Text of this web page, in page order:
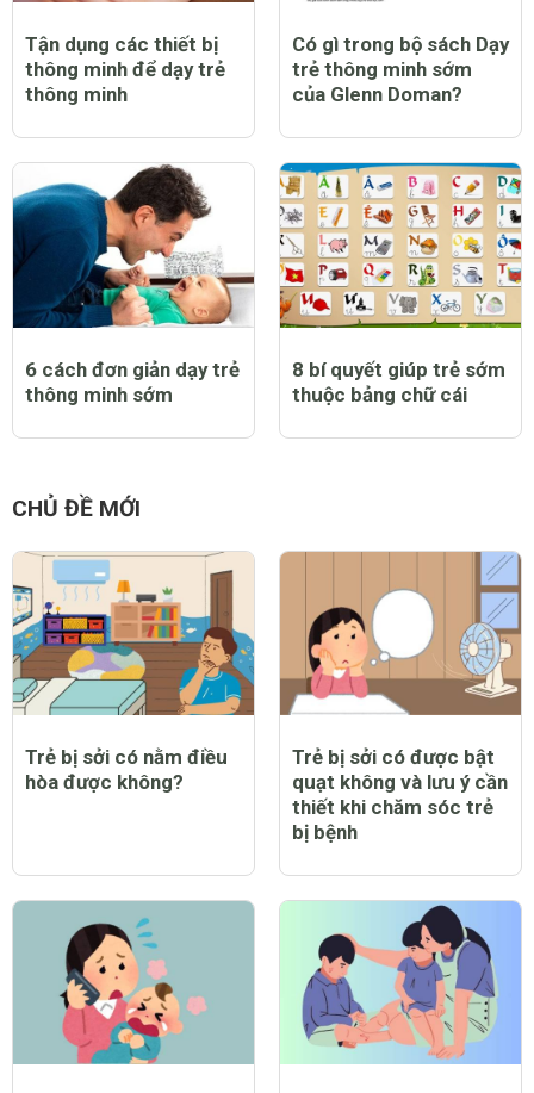
Tận dụng các thiết bị
thông minh để dạy trẻ
thông minh
Có gì trong bộ sách Dạy
trẻ thông minh sớm
của Glenn Doman?
6 cách đơn giản dạy trẻ
thông minh sớm
8 bí quyết giúp trẻ sớm
thuộc bảng chữ cái
CHỦ ĐỀ MỚI
Trẻ bị sởi có nằm điều
hòa được không?
Trẻ bị sởi có được bật
quạt không và lưu ý cần
thiết khi chăm sóc trẻ
bị bệnh